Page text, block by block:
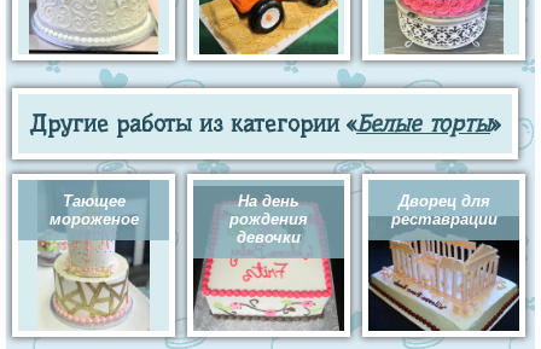
Другие работы из категории «Белые торты»
Тающее
мороженое
На день
рождения
девочки
Дворец для
реставрации